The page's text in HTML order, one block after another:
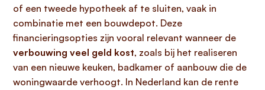
of een tweede hypotheek af te sluiten, vaak in
combinatie met een bouwdepot. Deze
financieringsopties zijn vooral relevant wanneer de
verbouwing veel geld kost, zoals bij het realiseren
van een nieuwe keuken, badkamer of aanbouw die de
woningwaarde verhoogt. In Nederland kan de rente